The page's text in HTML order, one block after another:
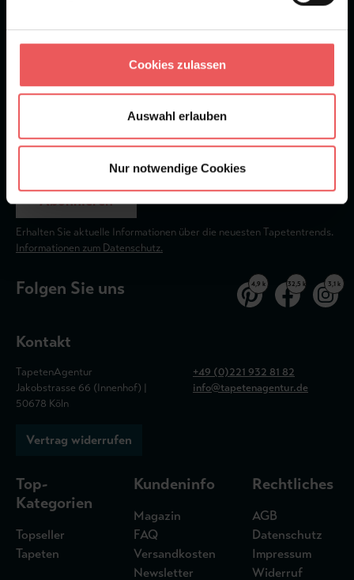
Cookies zulassen
Auswahl erlauben
Nur notwendige Cookies
Abonnieren
Erhalten Sie aktuelle Informationen über die neuesten Tapetentrends.
Informationen zum Datenschutz.
Folgen Sie uns 4,9 k 32,5 k 3,1 k
Kontakt
TapetenAgentur
Jakobstrasse 66 (Innenhof) |
50678 Köln
+49 (0)221 932 81 82
info@tapetenagentur.de
Vertrag widerrufen
Top-
Kategorien
Topseller
Tapeten
Kundeninfo
Magazin
FAQ
Versandkosten
Newsletter
Rechtliches
AGB
Datenschutz
Impressum
Widerruf